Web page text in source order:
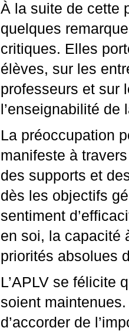
À la suite de cette
quelques
critiques. Elles
élèves, sur les
professeurs et sur
l’enseignabilité
La préoccupation
manifeste à
des supports et
dès les objectifs
sentiment
en soi, la capacité
priorités absolues
L’APLV se félicite
soient
d’accorder de